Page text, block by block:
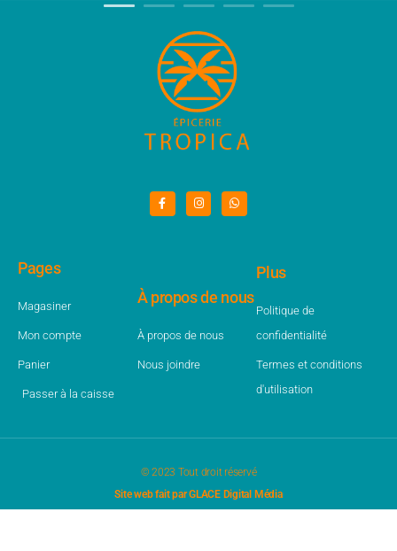
Pages
Magasiner
Mon compte
Panier
Passer à la caisse
À propos de nous
À propos de nous
Nous joindre
Plus
Politique de
confidentialité
Termes et conditions
d'utilisation
© 2023 Tout droit réservé
Site web fait par GLACE Digital Média